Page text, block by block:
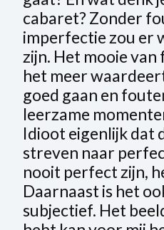
cabaret? Zonder
imperfectie zou er
zijn. Het mooie van
het meer
goed gaan en
leerzame
Idioot eigenlijk dat
streven naar
nooit perfect zijn,
Daarnaast is het
subjectief. Het